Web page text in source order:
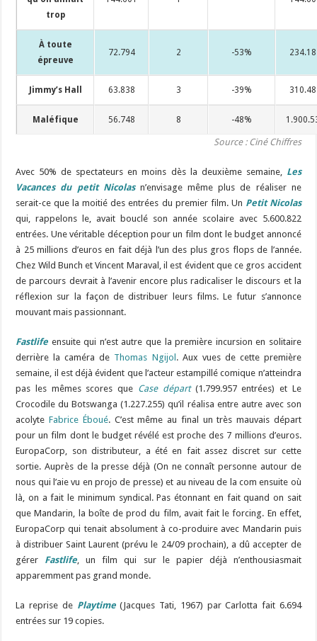
trop
À toute
épreuve
72.794 2 -53%
Jimmy’s Hall 63.838 3 -39%
Maléfique 56.748 8 -48%
Source : Ciné Chiffres
Avec 50% de spectateurs en moins dès la deuxième semaine, Les
Vacances du petit Nicolasn’envisage même plus de réaliser ne
serait-ce que la moitié des entrées du premier film. Un Petit Nicolas
qui, rappelons le, avait bouclé son année scolaire avec 5.600.822
entrées. Une véritable déception pour un film dont le budget annoncé
à 25 millions d’euros en fait déjà l’un des plus gros flops de l’année.
Chez Wild Bunch et Vincent Maraval, il est évident que ce gros accident
de parcours devrait à l’avenir encore plus radicaliser le discours et la
réflexion sur la façon de distribuer leurs films. Le futur s’annonce
mouvant mais passionnant.
Fastlife ensuite qui n’est autre que la première incursion en solitaire
derrière la caméra de Thomas Ngijol . Aux vues de cette première
semaine, il est déjà évident que l’acteur estampillé comique n’atteindra
pas les mêmes scores que Case départ(1.799.957 entrées) et Le
Crocodile du Botswanga (1.227.255) qu’il réalisa entre autre avec son
acolyte Fabrice Éboué. C’est même au final un très mauvais départ
pour un film dont le budget révélé est proche des 7 millions d’euros.
EuropaCorp, son distributeur, a été en fait assez discret sur cette
sortie. Auprès de la presse déjà (On ne connaît personne autour de
nous qui l’aie vu en projo de presse) et au niveau de la com ensuite où
là, on a fait le minimum syndical. Pas étonnant en fait quand on sait
que Mandarin, la boîte de prod du film, avait fait le forcing. En effet,
EuropaCorp qui tenait absolument à co-produire avec Mandarin puis
à distribuer Saint Laurent (prévu le 24/09 prochain), a dû accepter de
gérer Fastlife, un film qui sur le papier déjà n’enthousiasmait
apparemment pas grand monde.
La reprise de Playtime(Jacques Tati, 1967) par Carlotta fait 6.694
entrées sur 19 copies.